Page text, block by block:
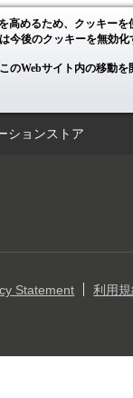
高めるため、クッキー
今後のクッキーを無効
のWebサイト内の移動
ションストア
Statement 利用規